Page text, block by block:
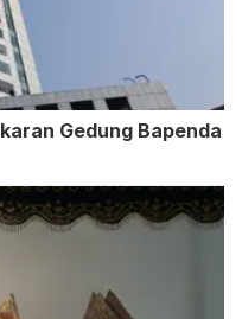
Gedung Bapenda